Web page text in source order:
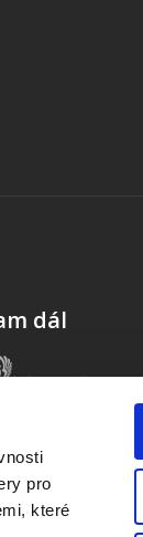
pro
které
dál